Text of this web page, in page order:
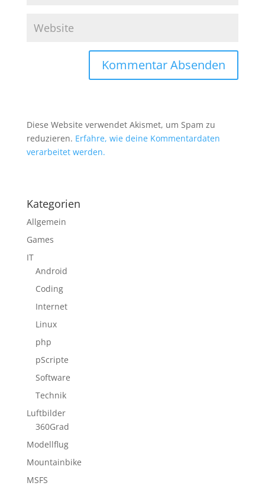
Diese Website verwendet Akismet, um Spam zu
reduzieren. Erfahre, wie deine Kommentardaten
verarbeitet werden.
Kategorien
Allgemein
Games
IT
Android
Coding
Internet
Linux
php
pScripte
Software
Technik
Luftbilder
360Grad
Modellflug
Mountainbike
MSFS